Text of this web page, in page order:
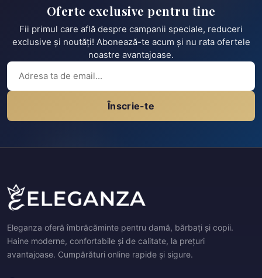
Oferte exclusive pentru tine
Fii primul care află despre campanii speciale, reduceri
exclusive și noutăți! Abonează-te acum și nu rata ofertele
noastre avantajoase.
Înscrie-te
Eleganza oferă îmbrăcăminte pentru damă, bărbați și copii.
Haine moderne, confortabile și de calitate, la prețuri
avantajoase. Cumpărături online rapide și sigure.